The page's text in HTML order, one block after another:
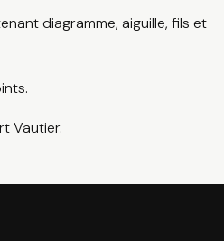
diagramme, aiguille, fils et
Vautier.